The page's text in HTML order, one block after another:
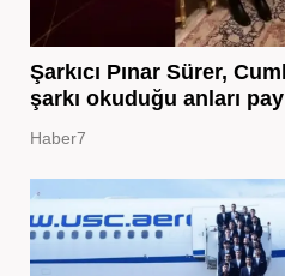
Şarkıcı Pınar Sürer,
şarkı okuduğu anları
Haber7